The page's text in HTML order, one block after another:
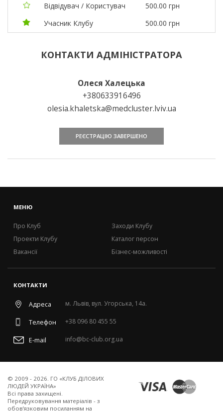
Відвідувач / Користувач
500.00 грн
Учасник Клубу
500.00 грн
КОНТАКТИ АДМІНІСТРАТОРА
Олеся Халецька
+380633916496
olesia.khaletska@medcluster.lviv.ua
РЕЄСТРАЦІЮ ЗАВЕРШЕНО
МЕНЮ
Про Клуб
Проекти Клубу
Вакансії
Заходи Клубу
Каталог персон
Бізнес-можливості
КОНТАКТИ
Адреса м. Львів, вул. Угорська, 14а.
Телефон +38 096 80 455 55
E-mail info@bc-club.org.ua
© 2009 - 2026. ГО «КЛУБ ДІЛОВИХ
ЛЮДЕЙ УКРАЇНА»
Всi права захищенi.
Передруковування матеріалів - з
обов’язковим посиланням на